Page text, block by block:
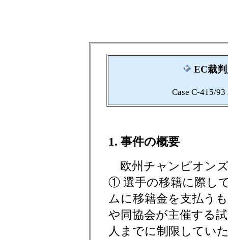
EC裁
Case C-415/93
1. 事件の概要
欧州チャンピオン
① 選手の移籍に際し
ムに移籍金を支払う
や同協会が主催する
人までに制限してい